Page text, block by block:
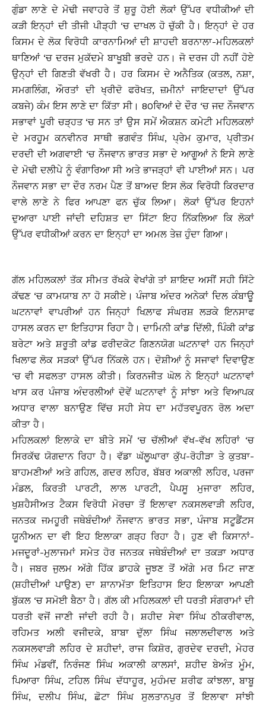
ਗੁੰਡਾ ਲਾਣੇ ਦੇ ਮੋਢੀ ਜਵਾਹਰੇ ਤੋਂ ਸ਼ੁਰੂ ਹੋਈ ਲੋਕਾਂ ਉੱਪਰ ਵਧੀਕੀਆਂ ਦੀ
ਕੜੀ ਇਨ੍ਹਾਂ ਦੀ ਤੀਜੀ ਪੀੜ੍ਹੀ ‘ਚ ਦਾਖਲ ਹੋ ਚੁੱਕੀ ਹੈ। ਇਨ੍ਹਾਂ ਦੇ ਹਰ
ਕਿਸਮ ਦੇ ਲੋਕ ਵਿਰੋਧੀ ਕਾਰਨਾਮਿਆਂ ਦੀ ਸ਼ਾਹਦੀ ਬਰਨਾਲਾ-ਮਹਿਲਕਲਾਂ
ਥਾਣਿਆਂ ‘ਚ ਦਰਜ ਮੁਕੱਦਮੇ ਬਾਖੂਬੀ ਭਰਦੇ ਹਨ। ਜੋ ਦਰਜ ਹੀ ਨਹੀਂ ਹੋਏ
ਉਨ੍ਹਾਂ ਦੀ ਗਿਣਤੀ ਵੱਖਰੀ ਹੈ। ਹਰ ਕਿਸਮ ਦੇ ਅਨੈਤਿਕ (ਕਤਲ, ਨਸ਼ਾ,
ਸਮਗਲਿੰਗ, ਔਰਤਾਂ ਦੀ ਖ੍ਰੀਦੋ ਫਰੋਖਤ, ਜ਼ਮੀਨਾਂ ਜਾਇਦਾਦਾਂ ਉੱਪਰ
ਕਬਜੇ) ਕੰਮ ਇਸ ਲਾਣੇ ਦਾ ਕਿੱਤਾ ਸੀ। 80ਵਿਆਂ ਦੇ ਦੌਰ ‘ਚ ਜਦ ਨੌਜਵਾਨ
ਸਭਾਵਾਂ ਪੂਰੀ ਚੜ੍ਹਤ ‘ਚ ਸਨ ਤਾਂ ਉਸ ਸਮੇਂ ਐਕਸ਼ਨ ਕਮੇਟੀ ਮਹਿਲਕਲਾਂ
ਦੇ ਮਰਹੂਮ ਕਨਵੀਨਰ ਸਾਥੀ ਭਗਵੰਤ ਸਿੰਘ, ਪ੍ਰੇਮ ਕੁਮਾਰ, ਪ੍ਰੀਤਮ
ਦਰਦੀ ਦੀ ਅਗਵਾਈ ‘ਚ ਨੌਜਵਾਨ ਭਾਰਤ ਸਭਾ ਦੇ ਆਗੂਆਂ ਨੇ ਇਸੇ ਲਾਣੇ
ਦੇ ਮੋਢੀ ਦਲੀਪੇ ਨੂੰ ਵੰਗਾਰਿਆ ਸੀ ਅਤੇ ਭਾਜੜ੍ਹਾਂ ਵੀ ਪਾਈਆਂ ਸਨ। ਪਰ
ਨੌਜਵਾਨ ਸਭਾ ਦਾ ਦੌਰ ਨਰਮ ਪੈਣ ਤੋਂ ਬਾਅਦ ਇਸ ਲੋਕ ਵਿਰੋਧੀ ਕਿਰਦਾਰ
ਵਾਲੇ ਲਾਣੇ ਨੇ ਫਿਰ ਆਪਣਾ ਫਨ ਚੁੱਕ ਲਿਆ। ਲੋਕਾਂ ਉੱਪਰ ਇਹਨਾਂ
ਦੁਆਰਾ ਪਾਈ ਜਾਂਦੀ ਦਹਿਸ਼ਤ ਦਾ ਸਿੱਟਾ ਇਹ ਨਿੱਕਲਿਆ ਕਿ ਲੋਕਾਂ
ਉੱਪਰ ਵਧੀਕੀਆਂ ਕਰਨ ਦਾ ਇਨ੍ਹਾਂ ਦਾ ਅਮਲ ਤੇਜ਼ ਹੁੰਦਾ ਗਿਆ।
ਗੱਲ ਮਹਿਲਕਲਾਂ ਤੱਕ ਸੀਮਤ ਰੱਖਕੇ ਵੇਖਾਂਗੇ ਤਾਂ ਸ਼ਾਇਦ ਅਸੀਂ ਸਹੀ ਸਿੱਟੇ
ਕੱਢਣ ‘ਚ ਕਾਮਯਾਬ ਨਾ ਹੋ ਸਕੀਏ। ਪੰਜਾਬ ਅੰਦਰ ਅਨੇਕਾਂ ਦਿਲ ਕੰਬਾਊ
ਘਟਨਾਵਾਂ ਵਾਪਰੀਆਂ ਹਨ ਜਿਨ੍ਹਾਂ ਖਿਲ਼ਾਫ ਸੰਘਰਸ਼ ਲੜਕੇ ਇਨਸਾਫ
ਹਾਸਲ ਕਰਨ ਦਾ ਇਤਿਹਾਸ ਰਿਹਾ ਹੈ। ਦਾਮਿਨੀ ਕਾਂਡ ਦਿੱਲੀ, ਪਿੰਕੀ ਕਾਂਡ
ਬਰੇਟਾ ਅਤੇ ਸ਼ਰੂਤੀ ਕਾਂਡ ਫਰੀਦਕੋਟ ਗਿਣਨਯੋਗ ਘਟਨਾਵਾਂ ਹਨ ਜਿਨ੍ਹਾਂ
ਖਿਲਾਫ ਲੋਕ ਸੜਕਾਂ ਉੱਪਰ ਨਿੱਕਲੇ ਹਨ। ਦੋਸ਼ੀਆਂ ਨੂੰ ਸਜਾਵਾਂ ਦਿਵਾਉਣ
‘ਚ ਵੀ ਸਫਲਤਾ ਹਾਸਲ ਕੀਤੀ। ਕਿਰਨਜੀਤ ਘੋਲ ਨੇ ਇਨ੍ਹਾਂ ਘਟਨਾਵਾਂ
ਖਾਸ ਕਰ ਪੰਜਾਬ ਅੰਦਰਲੀਆਂ ਦੋਵੇਂ ਘਟਨਾਵਾਂ ਨੂੰ ਸਾਂਝਾ ਅਤੇ ਵਿਆਪਕ
ਅਧਾਰ ਵਾਲਾ ਬਨਾਉਣ ਵਿੱਚ ਸਹੀ ਸੇਧ ਦਾ ਮਹੱਤਵਪੂਰਨ ਰੋਲ ਅਦਾ
ਕੀਤਾ ਹੈ।
ਮਹਿਲਕਲਾਂ ਇਲਾਕੇ ਦਾ ਬੀਤੇ ਸਮੇਂ ‘ਚ ਚੱਲੀਆਂ ਵੱਖ-ਵੱਖ ਲਹਿਰਾਂ ‘ਚ
ਸਿਰਕੱਢ ਯੋਗਦਾਨ ਰਿਹਾ ਹੈ। ਵੱਡਾ ਘੱਲੂਘਾਰਾ ਕੁੱਪ-ਰੋਹੀੜਾ ਤੇ ਕੁਤਬਾ-
ਬਾਹਮਣੀਆਂ ਅਤੇ ਗਹਿਲ, ਗਦਰ ਲਹਿਰ, ਬੱਬਰ ਅਕਾਲੀ ਲਹਿਰ, ਪਰਜਾ
ਮੰਡਲ, ਕਿਰਤੀ ਪਾਰਟੀ, ਲਾਲ ਪਾਰਟੀ, ਪੈਪਸੂ ਮੁਜਾਰਾ ਲਹਿਰ,
ਖੁਸ਼ਹੈਸੀਅਤ ਟੈਕਸ ਵਿਰੋਧੀ ਮੋਰਚਾ ਤੋਂ ਇਲਾਵਾ ਨਕਸਲਵਾੜੀ ਲਹਿਰ,
ਜਨਤਕ ਜਮਹੂਰੀ ਜਥੇਬੰਦੀਆਂ ਨੌਜਵਾਨ ਭਾਰਤ ਸਭਾ, ਪੰਜਾਬ ਸਟੂਡੈਂਟਸ
ਯੂਨੀਅਨ ਦਾ ਵੀ ਇਹ ਇਲਾਕਾ ਗੜ੍ਹ ਰਿਹਾ ਹੈ। ਹੁਣ ਵੀ ਕਿਸਾਨਾਂ-
ਮਜਦੂਰਾਂ-ਮੁਲਾਜਮਾਂ ਸਮੇਤ ਹੋਰ ਜਨਤਕ ਜਥੇਬੰਦੀਆਂ ਦਾ ਤਕੜਾ ਅਧਾਰ
ਹੈ। ਜਬਰ ਜੁਲਮ ਅੱਗੇ ਹਿੱਕ ਡਾਹਕੇ ਜੂਝਣ ਤੋਂ ਅੱਗੇ ਮਰ ਮਿਟ ਜਾਣ
(ਸ਼ਹੀਦੀਆਂ ਪਾਉਣ) ਦਾ ਸ਼ਾਨਾਮੱਤਾ ਇਤਿਹਾਸ ਇਹ ਇਲਾਕਾ ਆਪਣੀ
ਬੁੱਕਲ ‘ਚ ਸਮੋਈ ਬੈਠਾ ਹੈ। ਗੱਲ ਕੀ ਮਹਿਲਕਲਾਂ ਦੀ ਧਰਤੀ ਸੰਗਰਾਮਾਂ ਦੀ
ਧਰਤੀ ਵਜੋਂ ਜਾਣੀ ਜਾਂਦੀ ਰਹੀ ਹੈ। ਸ਼ਹੀਦ ਸੇਵਾ ਸਿੰਘ ਠੀਕਰੀਵਾਲ,
ਰਹਿਮਤ ਅਲੀ ਵਜੀਦਕੇ, ਬਾਬਾ ਦੁੱਲਾ ਸਿੰਘ ਜਲਾਲਦੀਵਾਲ ਅਤੇ
ਨਕਸਲਵਾੜੀ ਲਹਿਰ ਦੇ ਸ਼ਹੀਦਾਂ, ਰਾਜ ਕਿਸ਼ੋਰ, ਗੁਰਦੇਵ ਦਰਦੀ, ਮੇਹਰ
ਸਿੰਘ ਮੰਡਵੀਂ, ਨਿਰੰਜਣ ਸਿੰਘ ਅਕਾਲੀ ਕਾਲਸਾਂ, ਸ਼ਹੀਦ ਬੇਅੰਤ ਮੂੰਮ,
ਪਿਆਰਾ ਸਿੰਘ, ਟਹਿਲ ਸਿੰਘ ਦੱਧਾਹੂਰ, ਮੁਹੰਮਦ ਸ਼ਰੀਫ ਕਾਂਝਲਾ, ਬਾਬੂ
ਸਿੰਘ, ਦਲੀਪ ਸਿੰਘ, ਛੋਟਾ ਸਿੰਘ ਸੁਲਤਾਨਪੁਰ ਤੋਂ ਇਲਾਵਾ ਸਾਂਝੀ